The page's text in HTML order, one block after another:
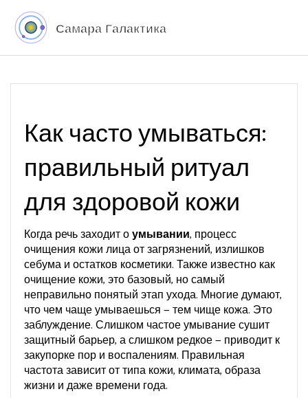
Как часто умываться:
правильный ритуал
для здоровой кожи
Когда речь заходит оумывании, процесс
очищения кожи лица от загрязнений, излишков
себума и остатков косметики. Также известно как
очищение кожи, это базовый, но самый
неправильно понятый этап ухода. Многие думают,
что чем чаще умываешься — тем чище кожа. Это
заблуждение. Слишком частое умывание сушит
защитный барьер, а слишком редкое — приводит к
закупорке пор и воспалениям. Правильная
частота зависит от типа кожи, климата, образа
жизни и даже времени года.